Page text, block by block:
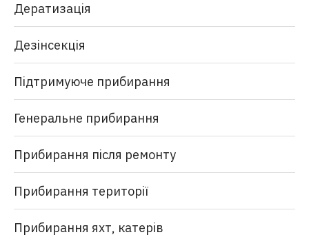
Дератизація
Дезінсекція
Підтримуюче прибирання
Генеральне прибирання
Прибирання після ремонту
Прибирання території
Прибирання яхт, катерів